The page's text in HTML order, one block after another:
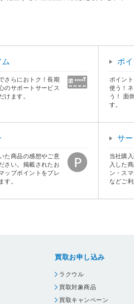
さらにおトク！長期
のサポートサービス
けます。
ポ
ポイン
使う！
う！ 面
す。
た商品の感想やご意
さい。掲載されたお
ップポイントをプレ
す。
サ
当社購
入した
ン・ス
などご
買取お申し込み
ラクウル
買取対象商品
買取キャンペーン